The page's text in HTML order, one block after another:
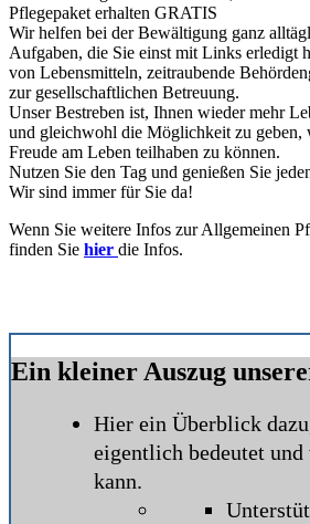
Pflegepaket erhalten GRATIS
Wir helfen bei der Bewältigung ganz
Aufgaben, die Sie einst mit Links erledigt
von Lebensmitteln, zeitraubende
zur gesellschaftlichen Betreuung.
Unser Bestreben ist, Ihnen wieder mehr
und gleichwohl die Möglichkeit zu geben,
Freude am Leben teilhaben zu können.
Nutzen Sie den Tag und genießen Sie
Wir sind immer für Sie da!
Wenn Sie weitere Infos zur Allgemeinen
finden Sie hier die Infos.
Ein kleiner Auszug
Hier ein Überblick
eigentlich bedeutet und
kann.